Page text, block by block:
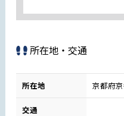
所在地・交通
所在地 京都府
交通